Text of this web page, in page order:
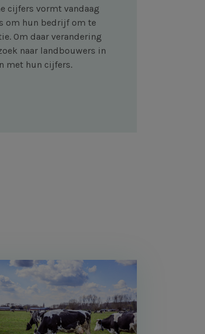
cijfers vormt vandaag
om hun bedrijf om te
Om daar verandering
naar landbouwers in
met hun cijfers.